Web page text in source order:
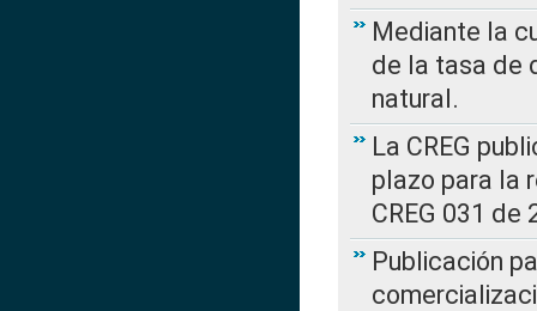
Mediante la
de la tasa de
natural.
La CREG
plazo para la
CREG 031 de
Publicación